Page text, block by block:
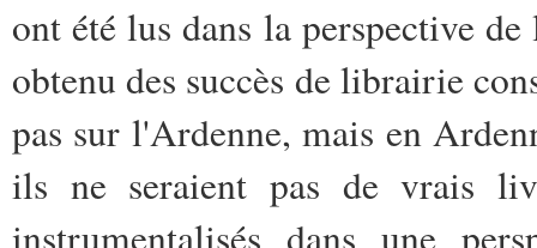
ont été lus dans la perspective
obtenu des succès de librairie
pas sur l'Ardenne, mais en
ils ne seraient pas de vrais
instrumentalisés dans une